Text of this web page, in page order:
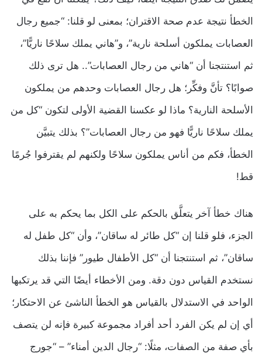
الخطأ نتيجة عدم صحة الاقتران؛ بمعنى لو قلنا: “جميع رجال
العصابات يملكون أسلحة نارية”، و”هاني يملك سلاحًا ناريًّا”،
ثم استنتجنا أن “هاني من رجال العصابات”.. هل ترى ذلك
صوابًا؟ تأنَّ وفكِّر؛ هل رجال العصابات وحدهم من يملكون
الأسلحة النارية؟ ماذا لو عكسنا القضية الأولى لتكون “كل من
يملك سلاحًا ناريًّا فهو من رجال العصابات”؟ بذلك يتبيَّن
الخطأ، فكم من أناس يملكون سلاحًا ولكنهم لم يقترفوا جُرمًا
قط!
هناك خطأ آخر يتعلَّق بالحكم على الكل بما يحكم به على
الجزء، فلو قلنا إن “كل طائر له ساقان”، وأن “كل طفل له
ساقان”، ثم استنتجنا أن “كل الأطفال طيور” فإننا بذلك
نستخدم القياس دون دقة. ومن الأخطاء أيضًا التي قد يرتكبها
الواحد في الاستدلال بالقياس هو الخطأ الناشئ عن الاحتكار؛
أي إن لم يكن الفرد أحد أفراد مجموعة كبيرة فإنه لن يتصف
بأي صفة من الصفات، مثلًا: “رجال الدين أمناء” – “جورج